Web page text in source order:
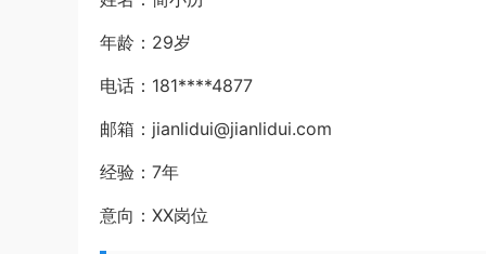
年龄：29岁
电话：181****4877
邮箱：jianlidui@jianlidui.com
经验：7年
意向：XX岗位